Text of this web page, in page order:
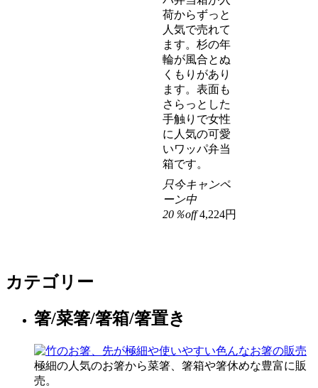
荷からずっと
人気で売れて
ます。杉の年
輪が風合とぬ
くもりがあり
ます。表面も
さらっとした
手触りで女性
に人気の可愛
いワッパ弁当
箱です。
只今キャンペ
ーン中
20％off4,224円
カテゴリー
箸/菜箸/箸箱/箸置き
極細の人気のお箸から菜箸、箸箱や箸休めな豊富に販
売。